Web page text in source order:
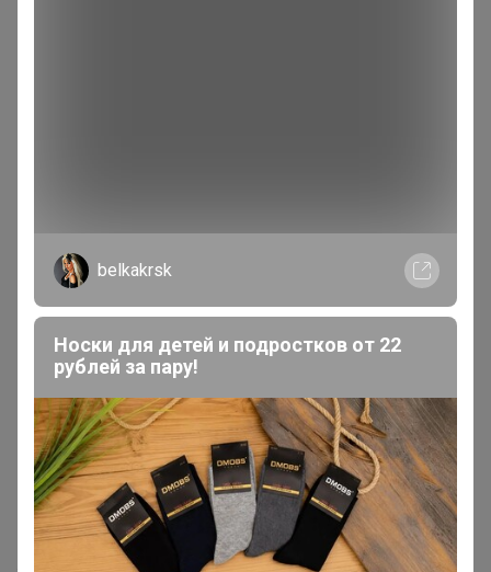
Виртуоз СП
В теме "СП29 Сибирский садовод - саженцы
плодовых, ягодных и декоративных культур.
Предзаказ!!!"
10 марта, 2019 16:44
Добрый день!
Подскажите, а картофель по плану
получить в апреле, правильно понимаю? А можно как-
belkakrsk
Носки для детей и подростков от 22
рублей за пару!